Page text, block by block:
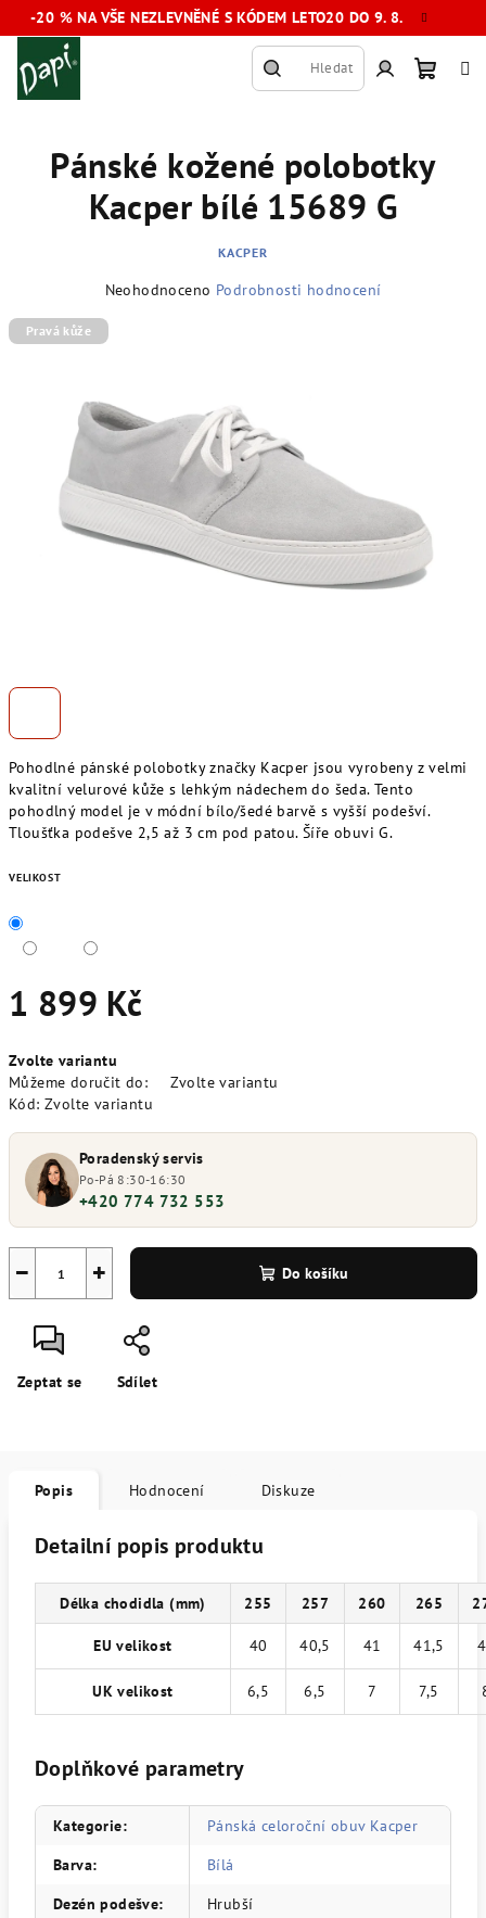
Přejít
na
-20 % NA VŠE NEZLEVNĚNÉ S KÓDEM LETO20 DO 9. 8.
Hledat
košík
Pohodlné pánské polobotky značky Kacper jsou vyrobeny z velmi
kvalitní velurové kůže s lehkým nádechem do šeda. Tento
pohodlný model je v módní bílo/šedé barvě s vyšší podešví.
Tloušťka podešve 2,5 až 3 cm pod patou. Šíře obuvi G.
VELIKOST
1 899 Kč
cena:
Zvolte variantu
Můžeme doručit do:
Zvolte variantu
Kód: Zvolte variantu
Poradenský servis
Po-Pá 8:30-16:30
+420 774 732 553
+
− Do košíku
Zeptat se Sdílet
Pánské kožené polobotky
Kacper bílé 15689 G
KACPER
produktu
hvězdiček.
Neohodnoceno Podrobnosti hodnocení
Pravá kůže
Popis Hodnocení Diskuze
Detailní popis produktu
Délka chodidla (mm) 255 257 260 265
EU velikost 40 40,5 41 41,5
UK velikost 6,5 6,5 7 7,5
Doplňkové parametry
Kategorie:
Pánská celoroční obuv Kacper
Barva:
Bílá
Dezén podešve:
Hrubší